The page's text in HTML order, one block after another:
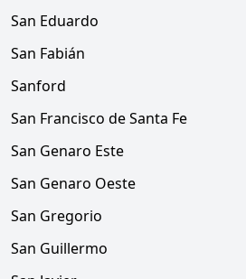
San Eduardo
San Fabián
Sanford
San Francisco de Santa Fe
San Genaro Este
San Genaro Oeste
San Gregorio
San Guillermo